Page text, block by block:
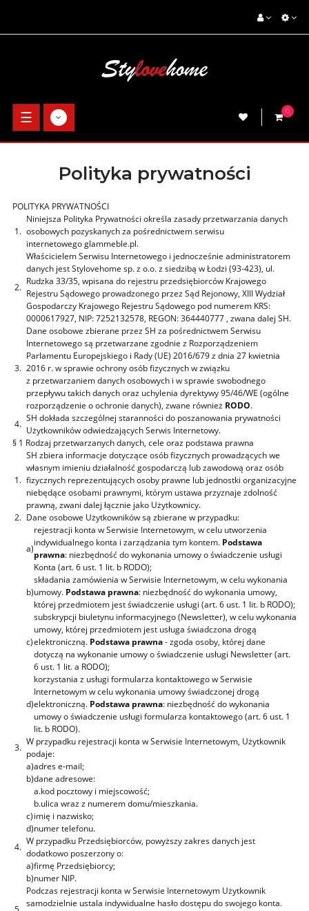
Toggle
navigation
☰ 0
Polityka prywatności
POLITYKA PRYWATNOŚCI
1.
Niniejsza Polityka Prywatności określa zasady przetwarzania danych
osobowych pozyskanych za pośrednictwem serwisu
internetowego glammeble.pl.
2.
Właścicielem Serwisu Internetowego i jednocześnie administratorem
danych jest Stylovehome sp. z o.o. z siedzibą w Łodzi (93-423), ul.
Rudzka 33/35, wpisana do rejestru przedsiębiorców Krajowego
Rejestru Sądowego prowadzonego przez Sąd Rejonowy, XIII Wydział
Gospodarczy Krajowego Rejestru Sądowego pod numerem KRS:
0000617927, NIP: 7252132578, REGON: 364440777 , zwana dalej SH.
3.
Dane osobowe zbierane przez SH za pośrednictwem Serwisu
Internetowego są przetwarzane zgodnie z Rozporządzeniem
Parlamentu Europejskiego i Rady (UE) 2016/679 z dnia 27 kwietnia
2016 r. w sprawie ochrony osób fizycznych w związku
z przetwarzaniem danych osobowych i w sprawie swobodnego
przepływu takich danych oraz uchylenia dyrektywy 95/46/WE (ogólne
rozporządzenie o ochronie danych), zwane również RODO.
4.
SH dokłada szczególnej staranności do poszanowania prywatności
Użytkowników odwiedzających Serwis Internetowy.
§ 1 Rodzaj przetwarzanych danych, cele oraz podstawa prawna
1.
SH zbiera informacje dotyczące osób fizycznych prowadzących we
własnym imieniu działalność gospodarczą lub zawodową oraz osób
fizycznych reprezentujących osoby prawne lub jednostki organizacyjne
niebędące osobami prawnymi, którym ustawa przyznaje zdolność
prawną, zwani dalej łącznie jako Użytkownicy.
2. Dane osobowe Użytkowników są zbierane w przypadku:
a)
rejestracji konta w Serwisie Internetowym, w celu utworzenia
indywidualnego konta i zarządzania tym kontem. Podstawa
prawna: niezbędność do wykonania umowy o świadczenie usługi
Konta (art. 6 ust. 1 lit. b RODO);
b)
składania zamówienia w Serwisie Internetowym, w celu wykonania
umowy. Podstawa prawna: niezbędność do wykonania umowy,
której przedmiotem jest świadczenie usługi (art. 6 ust. 1 lit. b RODO);
c)
subskrypcji biuletynu informacyjnego (Newsletter), w celu wykonania
umowy, której przedmiotem jest usługa świadczona drogą
elektroniczną. Podstawa prawna- zgoda osoby, której dane
dotyczą na wykonanie umowy o świadczenie usługi Newsletter (art.
6 ust. 1 lit. a RODO);
d)
korzystania z usługi formularza kontaktowego w Serwisie
Internetowym w celu wykonania umowy świadczonej drogą
elektroniczną. Podstawa prawna: niezbędność do wykonania
umowy o świadczenie usługi formularza kontaktowego (art. 6 ust. 1
lit. b RODO).
3.
W przypadku rejestracji konta w Serwisie Internetowym, Użytkownik
podaje:
a)adres e-mail;
b)dane adresowe:
a.kod pocztowy i miejscowość;
b.ulica wraz z numerem domu/mieszkania.
c)imię i nazwisko;
d)numer telefonu.
4.
W przypadku Przedsiębiorców, powyższy zakres danych jest
dodatkowo poszerzony o:
a)firmę Przedsiębiorcy;
b)numer NIP.
Podczas rejestracji konta w Serwisie Internetowym Użytkownik
samodzielnie ustala indywidualne hasło dostępu do swojego konta.